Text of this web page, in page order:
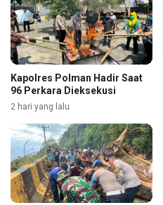
Kapolres Polman Hadir Saat
96 Perkara Dieksekusi
2 hari yang lalu